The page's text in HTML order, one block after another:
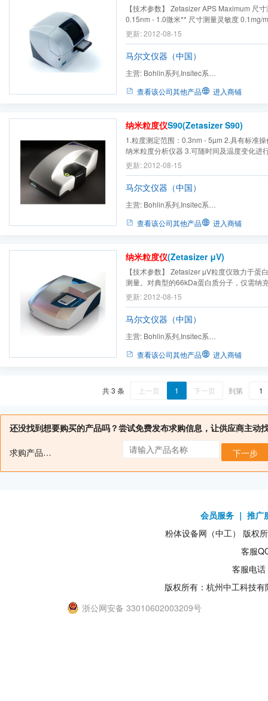
【技术参数】 Zetasizer APS Maximum 尺
0.15nm - 1.0微米** 尺寸测量灵敏度 0.1mg/
质） 分子量范围 (estimated from
342Da - 2 x107Da 温度范围 2ºC - 90ºC +/-
积 20µL Compatible plate types 96, 384
更新: 2012-08-15
马尔文仪器（中国）
主营: Bohlin系列,Insitec系
列,Sp...查看该公司其他产品 进入商铺
纳米粒度仪S90(Zetasizer S90)
1.粒度测定范围：0.3nm - 5µm 2.具有标准
纳米粒度分析仪器 3.可随时间及温度变化进
滴定（MPT-2）相连接后，可自动测定粒度
率变化的，***少仅需20微升l样品
更新: 2012-08-15
马尔文仪器（中国）
主营: Bohlin系列,Insitec系
列,Sp...查看该公司其他产品 进入商铺
纳米粒度仪(Zetasizer μV)
【技术参数】 Zetasizer µV粒度仪致力于蛋
测量。对典型的66kDa蛋白质分子，仅需纳
测定。 Maximum 尺寸测量范围 0.15nm 到
molecular weight range using Debye plot
Molecular weight range estimated from
更新: 2012-08-15
马尔文仪器（中国）
主营: Bohlin系列,Insitec系
列,Sp...查看该公司其他产品 进入商铺
共 3 条 上一页 1 下一页 到第
还没找到想要购买的产品吗？尝试免费发布求购信息，让供应商主动
求购产品名： 下一步
会员服务 ｜ 推广
粉体设备网（中工） 版权
客服
客服电
版权所有：杭州中工科技
浙公网安备 33010602003209号